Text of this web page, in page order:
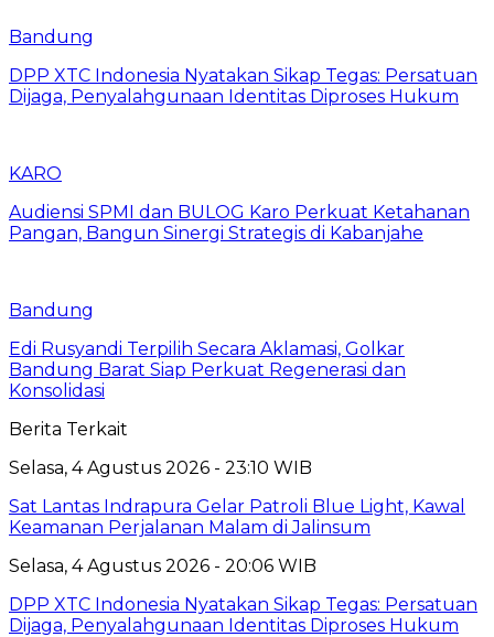
Bandung
DPP XTC Indonesia Nyatakan Sikap Tegas: Persatuan
Dijaga, Penyalahgunaan Identitas Diproses Hukum
KARO
Audiensi SPMI dan BULOG Karo Perkuat Ketahanan
Pangan, Bangun Sinergi Strategis di Kabanjahe
Bandung
Edi Rusyandi Terpilih Secara Aklamasi, Golkar
Bandung Barat Siap Perkuat Regenerasi dan
Konsolidasi
Berita Terkait
Selasa, 4 Agustus 2026 - 23:10 WIB
Sat Lantas Indrapura Gelar Patroli Blue Light, Kawal
Keamanan Perjalanan Malam di Jalinsum
Selasa, 4 Agustus 2026 - 20:06 WIB
DPP XTC Indonesia Nyatakan Sikap Tegas: Persatuan
Dijaga, Penyalahgunaan Identitas Diproses Hukum